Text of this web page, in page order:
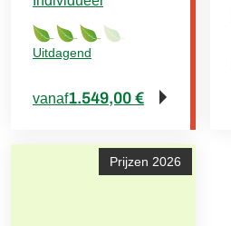
Uitdagend
vanaf1.549,00 €
Prijzen 2026